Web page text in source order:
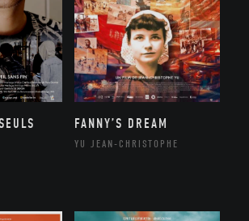
FANNY’S DREAM
YU JEAN-CHRISTOPHE